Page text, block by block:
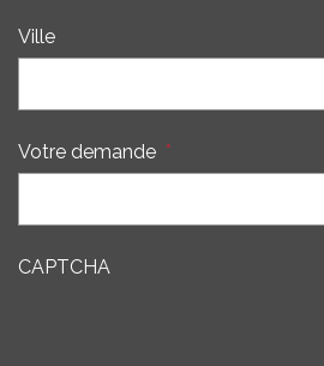
Ville
Votre demande *
CAPTCHA